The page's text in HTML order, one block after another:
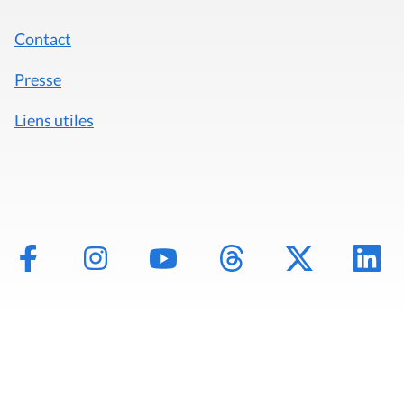
Contact
Presse
Liens utiles